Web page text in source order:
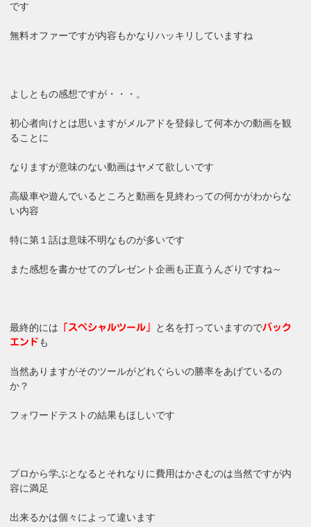
です
無料オファーですが内容もかなりハッキリしていますね
よしともの感想ですが・・・。
初心者向けとは思いますがメルアドを登録して何本かの動画を観
ることに
なりますが意味のない動画はヤメて欲しいです
高級車や遊んでいるところと動画を見終わっての何かがわからな
い内容
特に第１話は意味不明なものが多いです
また感想を書かせてのプレゼント企画も正直うんざりですね～
最終的には 「スペシャルツール」 と名を打っていますのでバック
エンド も
当然ありますがそのツールがどれぐらいの勝率をあげているの
か？
フォワードテストの結果もほしいです
プロから学ぶとなるとそれなりに費用はかさむのは当然ですが内
容に満足
出来るかは個々によって違います